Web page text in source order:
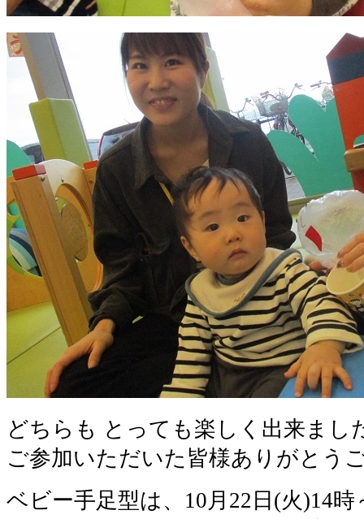
どちらも とっても楽しく出来まし
ご参加いただいた皆様ありがとう
ベビー手足型は、10月22日(火)14時